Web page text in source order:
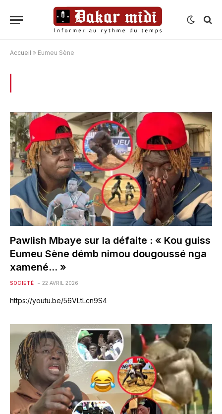
Accueil » Eumeu Sène
Pawlish Mbaye sur la défaite : « Kou guiss
Eumeu Sène démb nimou dougoussé nga
xamené… »
SOCIETÉ 22 AVRIL 2026
https://youtu.be/56VLtLcn9S4